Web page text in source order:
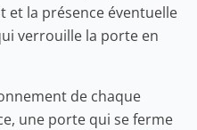
et la présence éventuelle
verrouille la porte en
de chaque
une porte qui se ferme